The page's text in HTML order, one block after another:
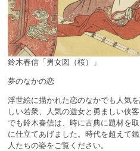
鈴木春信「男女図（桜）」
夢のなかの恋
浮世絵に描かれた恋のなかでも人気
しい若衆、人気の遊女と勇ましい侠
でも鈴木春信は、時に古典に題材を
に仕立てあげました。時代を超えて
人たちの姿をご覧ください。